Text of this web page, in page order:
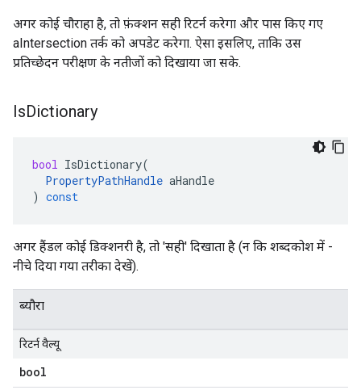
अगर कोई चौराहा है, तो फ़ंक्शन सही रिटर्न करेगा और पास किए गए
aIntersection तर्क को अपडेट करेगा. ऐसा इसलिए, ताकि उस
प्रतिच्छेदन परीक्षण के नतीजों को दिखाया जा सके.
IsDictionary
bool IsDictionary(
PropertyPathHandle aHandle
) const
अगर हैंडल कोई डिक्शनरी है, तो 'सही' दिखाता है (न कि शब्दकोश में -
नीचे दिया गया तरीका देखें).
ब्यौरा
रिटर्न वैल्यू
bool